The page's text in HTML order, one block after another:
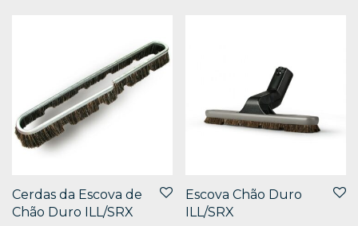
Cerdas da Escova de
Chão Duro ILL/SRX
Escova Chão Duro
ILL/SRX